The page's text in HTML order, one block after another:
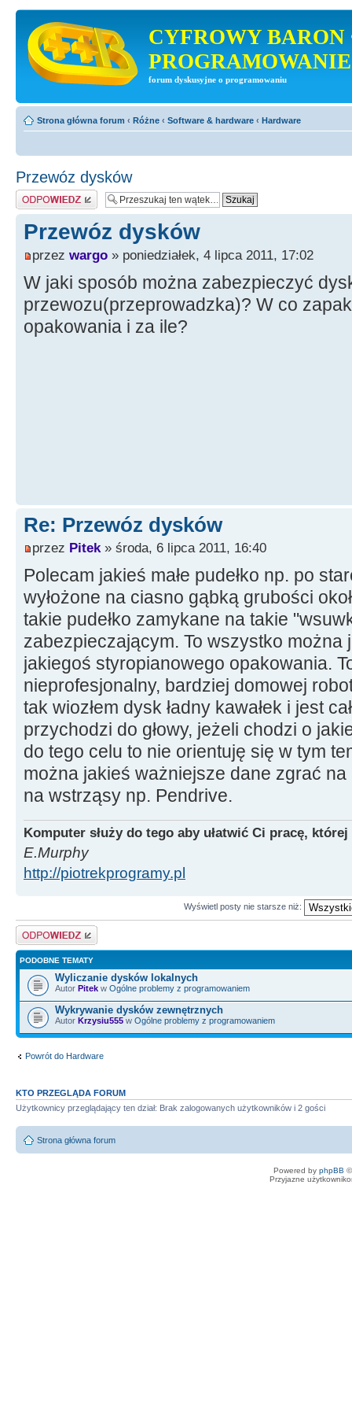
CYFROWY BARON
PROGRAMOWANIE
forum dyskusyjne o programowaniu
Strona główna forum ‹ Różne ‹ Software & hardware ‹ Hardware
Przewóz dysków
Odpowiedz
Przewóz dysków
przez wargo » poniedziałek, 4 lipca 2011, 17:02
W jaki sposób można zabezpieczyć
przewozu(przeprowadzka)? W co
opakowania i za ile?
Re: Przewóz dysków
przez Pitek» środa, 6 lipca 2011, 16:40
Polecam jakieś małe pudełko np. po
wyłożone na ciasno gąbką grubości
takie pudełko zamykane na takie
zabezpieczającym. To wszystko można
jakiegoś styropianowego opakowania.
nieprofesjonalny, bardziej domowej
tak wiozłem dysk ładny kawałek i jest
przychodzi do głowy, jeżeli chodzi o
do tego celu to nie orientuję się w tym
można jakieś ważniejsze dane zgrać
na wstrząsy np. Pendrive.
Komputer służy do tego aby ułatwić Ci pracę,
E.Murphy
http://piotrekprogramy.pl
Wyświetl posty nie starsze niż:
Odpowiedz
PODOBNE TEMATY
Wyliczanie dysków lokalnych
Autor Pitek w Ogólne problemy z programowaniem
Wykrywanie dysków zewnętrznych
Autor Krzysiu555 w Ogólne problemy z programowaniem
Powrót do Hardware
KTO PRZEGLĄDA FORUM
Użytkownicy przeglądający ten dział: Brak zalogowanych użytkowników i 2 gości
Strona główna forum
Powered by phpBB
Przyjazne